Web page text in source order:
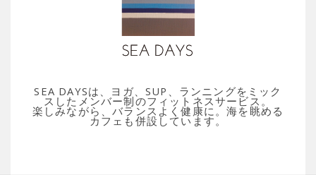
SEA DAYSは、ヨガ、SUP、ランニングをミック
スしたメンバー制のフィットネスサービス。
楽しみながら、バランスよく健康に。海を眺める
カフェも併設しています。